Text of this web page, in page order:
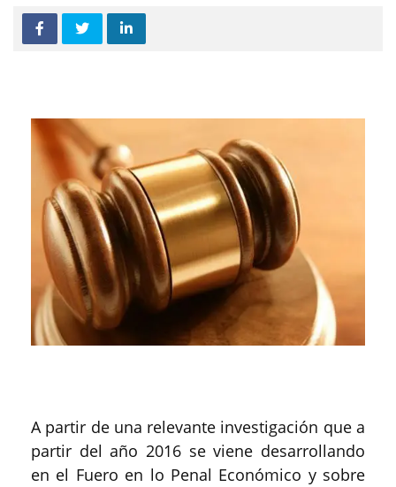
A partir de una relevante investigación que a
partir del año 2016 se viene desarrollando
en el Fuero en lo Penal Económico y sobre